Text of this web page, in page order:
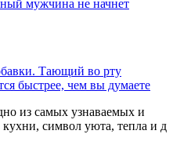
мужчина не начнет
Тающий во рту
быстрее, чем вы думаете
из самых узнаваемых и
символ уюта, тепла и д